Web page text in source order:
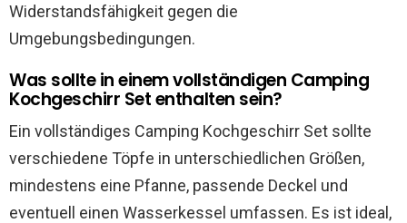
Widerstandsfähigkeit gegen die
Umgebungsbedingungen.
Was sollte in einem vollständigen Camping
Kochgeschirr Set enthalten sein?
Ein vollständiges Camping Kochgeschirr Set sollte
verschiedene Töpfe in unterschiedlichen Größen,
mindestens eine Pfanne, passende Deckel und
eventuell einen Wasserkessel umfassen. Es ist ideal,